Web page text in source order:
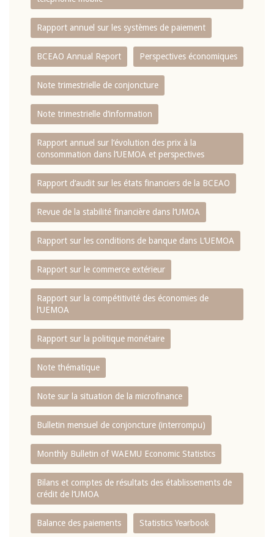
Rapport annuel sur les systèmes de paiement
BCEAO Annual Report Perspectives économiques
Note trimestrielle de conjoncture
Note trimestrielle d‘information
Rapport annuel sur l‘évolution des prix à la
consommation dans l‘UEMOA et perspectives
Rapport d‘audit sur les états financiers de la BCEAO
Revue de la stabilité financière dans l‘UMOA
Rapport sur les conditions de banque dans L‘UEMOA
Rapport sur le commerce extérieur
Rapport sur la compétitivité des économies de
l‘UEMOA
Rapport sur la politique monétaire
Note thématique
Note sur la situation de la microfinance
Bulletin mensuel de conjoncture (interrompu)
Monthly Bulletin of WAEMU Economic Statistics
Bilans et comptes de résultats des établissements de
crédit de l‘UMOA
Balance des paiements Statistics Yearbook